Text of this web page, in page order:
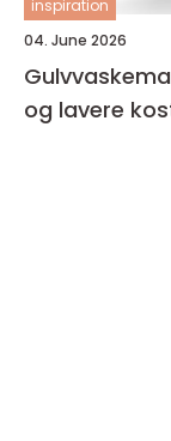
inspiration
04. June 2026
og lavere